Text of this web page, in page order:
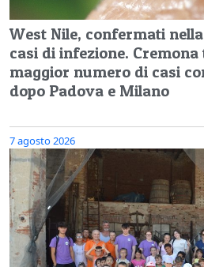
West Nile, confermati
casi di infezione.
maggior numero di casi
dopo Padova e Milano
7 agosto 2026